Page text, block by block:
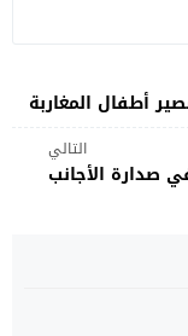
أطفال المغاربة
التالي
صدارة الأجانب